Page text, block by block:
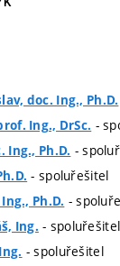
doc. Ing., Ph.D.
Ing., DrSc. -
Ing., Ph.D. -
- spoluřešitel
Ph.D. -
Ing. - spoluřešitel
- spoluřešitel